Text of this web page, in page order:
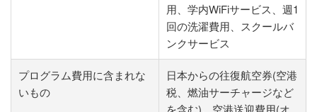
用、学内WiFiサービス、週1
回の洗濯費用、スクールバ
ンクサービス
プログラム費用に含まれな
いもの
日本からの往復航空券(空港
税、燃油サーチャージなど
を含む)、空港送迎費用(オ